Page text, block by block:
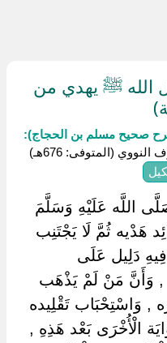
ﷺ يهدي من
صحيح مسلم بن الحجاج):
(المتوفى: 676هـ)
اللَّه عَلَيْهِ وَسَلَّمَ
هَدْيه ثُمَّ لَا يَجْتَنِب
دَلِيل عَلَى
, وَأَنَّ مَنْ لَمْ يَذْهَب
, وَاسْتِحْبَاب تَقْلِيده
الْأُخْرَى بَعْد هَذِهِ ,